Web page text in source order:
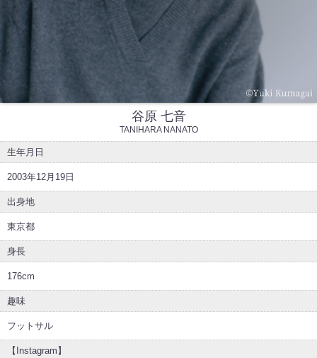
谷原 七音
TANIHARA NANATO
生年月日
2003年12月19日
出身地
東京都
身長
176cm
趣味
フットサル
【Instagram】